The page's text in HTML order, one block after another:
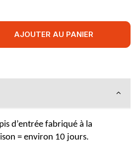
AJOUTER AU PANIER
d’entrée fabriqué à la
= environ 10 jours.